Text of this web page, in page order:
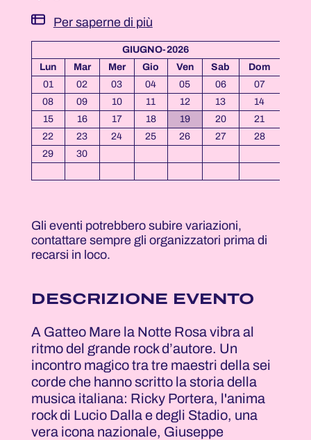
Per saperne di più
GIUGNO-2026
Lun
Mar Mer Gio Ven Sab
Dom
01
02 03 04 05 06
07
08
09 10 11 12 13
14
15
16 17 18 19 20
21
22
23 24 25 26 27
28
29
30
Gli eventi potrebbero subire variazioni,
contattare sempre gli organizzatori prima di
recarsi in loco.
DESCRIZIONE EVENTO
A Gatteo Mare la Notte Rosa vibra al
ritmo del grande rock d’autore. Un
incontro magico tra tre maestri della sei
corde che hanno scritto la storia della
musica italiana: Ricky Portera, l'anima
rock di Lucio Dalla e degli Stadio, una
vera icona nazionale, Giuseppe